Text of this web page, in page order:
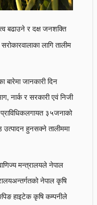
बढाउने र दक्ष जनशक्ति
लागि तालीम
बारेमा जानकारी दिन
नार्क र सरकारी एवं निजी
३५जनाको
उत्पादन हुनसक्ने तालीममा
मन्त्रालयले नेपाल
नेपाल कृषि
हाइटेक कृषि कम्पनीले